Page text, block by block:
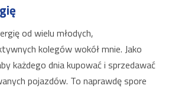
od wielu młodych,
kolegów wokół mnie. Jako
każdego dnia kupować i sprzedawać
pojazdów. To naprawdę spore